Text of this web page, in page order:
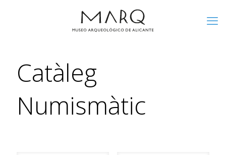
Catàleg
Numismàtic